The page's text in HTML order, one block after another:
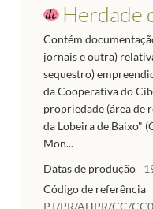
Herdade
Contém
jornais e outra)
sequestro)
da Cooperativa do
propriedade (área de
da Lobeira de Baixo"
Mon...
Datas de produção
Código de referência